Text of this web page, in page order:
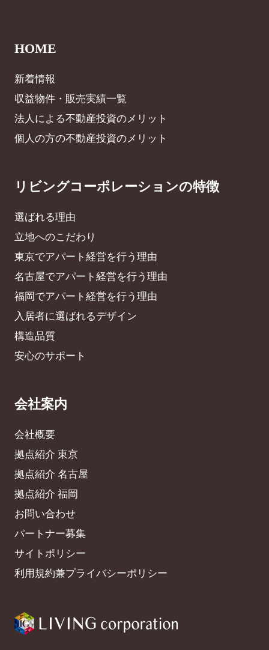
HOME
新着情報
収益物件・販売実績一覧
法人による不動産投資のメリット
個人の方の不動産投資のメリット
リビングコーポレーションの特徴
選ばれる理由
立地へのこだわり
東京でアパート経営を行う理由
名古屋でアパート経営を行う理由
福岡でアパート経営を行う理由
入居者に選ばれるデザイン
構造品質
安心のサポート
会社案内
会社概要
拠点紹介 東京
拠点紹介 名古屋
拠点紹介 福岡
お問い合わせ
パートナー募集
サイトポリシー
利用規約兼プライバシーポリシー